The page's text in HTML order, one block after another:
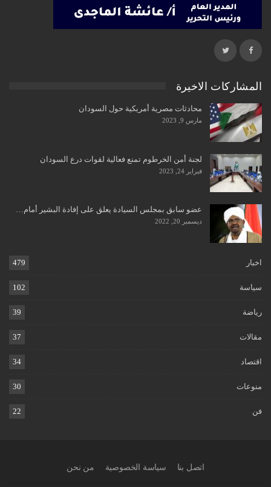
المشاركات الاخيرة
محادثات مصرية أمريكية حول السودان
مارس 9, 2023
لجنة أمن الخرطوم تمنع فعالية لقوات درع السودان
فبراير 24, 2023
عضو سابق بمجلس السيادة يعلق على إفادة البشير أمام…
ديسمبر 20, 2022
اخبار 479
سياسة 102
رياضة 39
مقالات 37
اقتصاد 34
منوعات 30
فن 22
اتصل بنا سياسة الخصوصية من نحن